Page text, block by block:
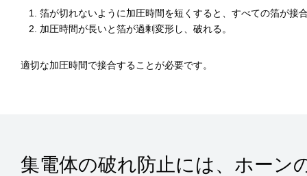
箔が切れないように加圧時間を短くすると、すべての箔が接
加圧時間が長いと箔が過剰変形し、破れる。
適切な加圧時間で接合することが必要です。
集電体の破れ防止には、ホーン